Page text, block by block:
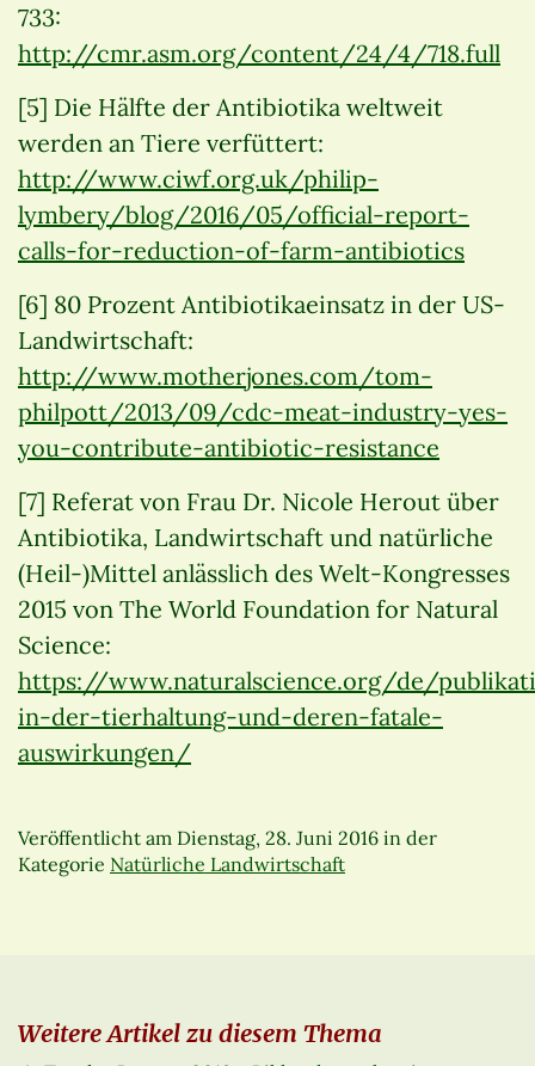
733:
http://cmr.asm.org/content/24/4/718.full
[5] Die Hälfte der Antibiotika weltweit
werden an Tiere verfüttert:
http://www.ciwf.org.uk/philip-
lymbery/blog/2016/05/official-report-
calls-for-reduction-of-farm-antibiotics
[6] 80 Prozent Antibiotikaeinsatz in der US-
Landwirtschaft:
http://www.motherjones.com/tom-
philpott/2013/09/cdc-meat-industry-yes-
you-contribute-antibiotic-resistance
[7] Referat von Frau Dr. Nicole Herout über
Antibiotika, Landwirtschaft und natürliche
(Heil-)Mittel anlässlich des Welt-Kongresses
2015 von The World Foundation for Natural
Science:
https://www.naturalscience.org/de/
in-der-tierhaltung-und-deren-fatale-
auswirkungen/
Veröffentlicht am Dienstag, 28. Juni 2016 in der
Kategorie Natürliche Landwirtschaft
Weitere Artikel zu diesem Thema